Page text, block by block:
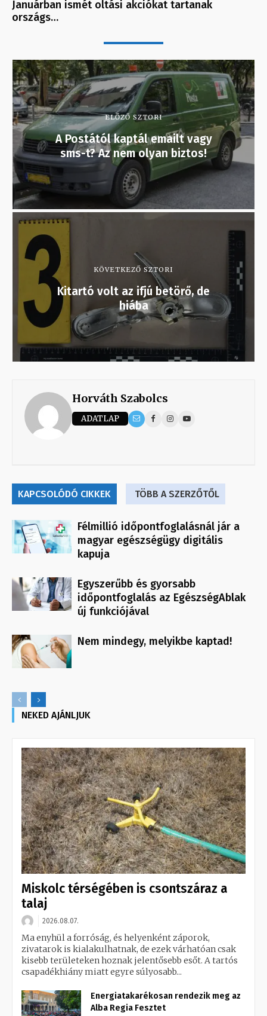
Januárban ismét oltási akciókat tartanak
országs…
ELŐZŐ SZTORI
A Postától kaptál emailt vagy
sms-t? Az nem olyan biztos!
KÖVETKEZŐ SZTORI
Kitartó volt az ifjú betörő, de
hiába
Horváth Szabolcs
ADATLAP
KAPCSOLÓDÓ CIKKEK TÖBB A SZERZŐTŐL
Félmillió időpontfoglalásnál jár a
magyar egészségügy digitális
kapuja
Egyszerűbb és gyorsabb
időpontfoglalás az EgészségAblak
új funkciójával
Nem mindegy, melyikbe kaptad!
NEKED AJÁNLJUK
Miskolc térségében is csontszáraz a
talaj
2026.08.07.
Ma enyhül a forróság, és helyenként záporok,
zivatarok is kialakulhatnak, de ezek várhatóan csak
kisebb területeken hoznak jelentősebb esőt. A tartós
csapadékhiány miatt egyre súlyosabb...
Energiatakarékosan rendezik meg az
Alba Regia Fesztet